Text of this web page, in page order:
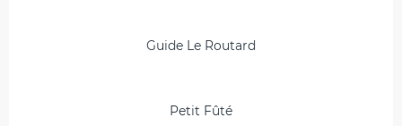
Guide Le Routard
Petit Fûté